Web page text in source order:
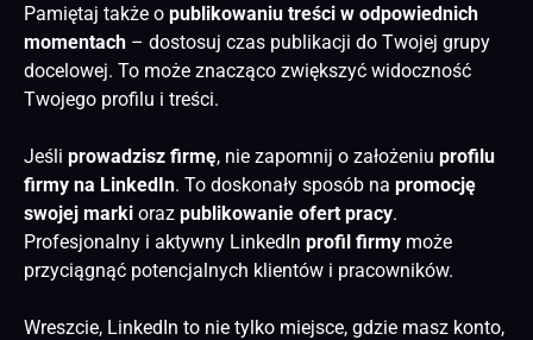
Pamiętaj także o publikowaniu treści w odpowiednich
momentach – dostosuj czas publikacji do Twojej grupy
docelowej. To może znacząco zwiększyć widoczność
Twojego profilu i treści.
Jeśli prowadzisz firmę, nie zapomnij o założeniu profilu
firmy na LinkedIn. To doskonały sposób na promocję
swojej marki oraz publikowanie ofert pracy.
Profesjonalny i aktywny LinkedIn profil firmy może
przyciągnąć potencjalnych klientów i pracowników.
Wreszcie, LinkedIn to nie tylko miejsce, gdzie masz konto,